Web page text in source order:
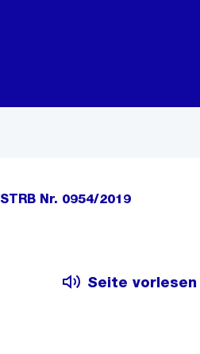
STRB Nr. 0954/2019
Seite vorlesen